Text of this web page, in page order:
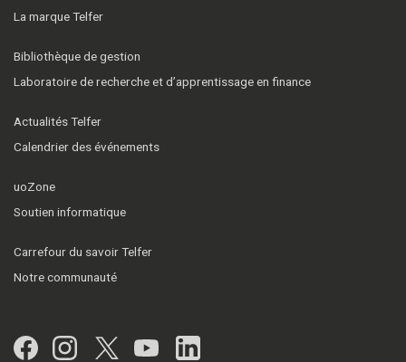
La marque Telfer
Bibliothèque de gestion
Laboratoire de recherche et d’apprentissage en finance
Actualités Telfer
Calendrier des événements
uoZone
Soutien informatique
Carrefour du savoir Telfer
Notre communauté
Facebook
Instagram
Twitter
YouTubeLinkedIn